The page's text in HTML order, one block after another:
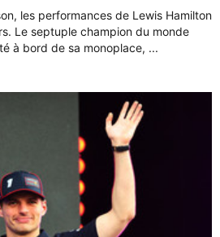
les performances de Lewis Hamilton
Le septuple champion du monde
à bord de sa monoplace, ...